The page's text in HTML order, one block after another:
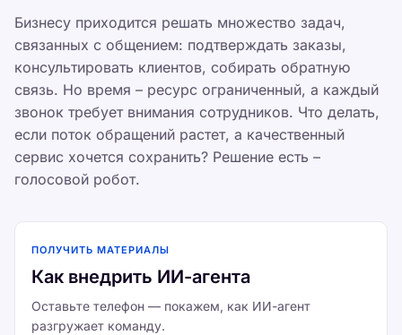
Бизнесу приходится решать множество задач,
связанных с общением: подтверждать заказы,
консультировать клиентов, собирать обратную
связь. Но время – ресурс ограниченный, а каждый
звонок требует внимания сотрудников. Что делать,
если поток обращений растет, а качественный
сервис хочется сохранить? Решение есть –
голосовой робот.
ПОЛУЧИТЬ МАТЕРИАЛЫ
Как внедрить ИИ-агента
Оставьте телефон — покажем, как ИИ-агент
разгружает команду.